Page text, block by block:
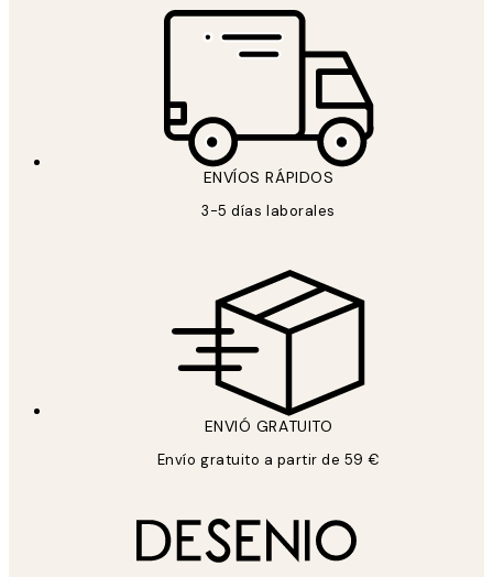
ENVÍOS RÁPIDOS
3-5 días laborales
ENVIÓ GRATUITO
Envío gratuito a partir de 59 €